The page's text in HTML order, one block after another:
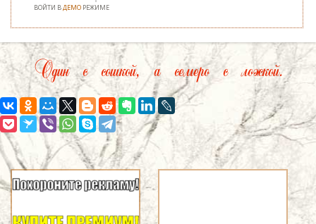
ВОЙТИ ВДЕМО РЕЖИМЕ
Один с сошкой, а семеро с ложкой.